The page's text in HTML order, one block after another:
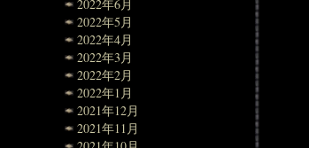
2022年6月
2022年5月
2022年4月
2022年3月
2022年2月
2022年1月
2021年12月
2021年11月